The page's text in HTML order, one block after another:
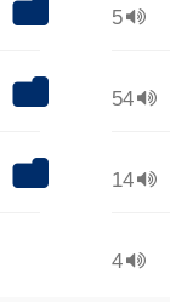
5
54
14
4